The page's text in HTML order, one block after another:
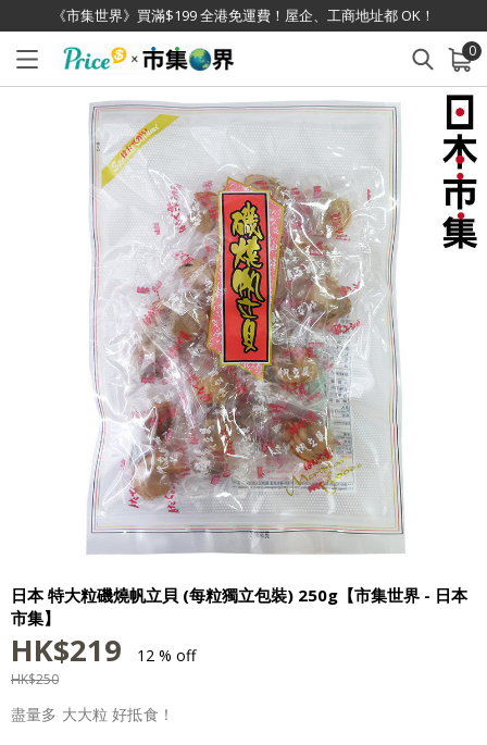
《市集世界》買滿$199 全港免運費！屋企、工商地址都 OK！
0
已加入購物車 查看
日本 特大粒磯燒帆立貝 (每粒獨立包裝) 250g【市集世界 - 日本
市集】
HK$219 12 % off
HK$250
盡量多 大大粒 好抵食！